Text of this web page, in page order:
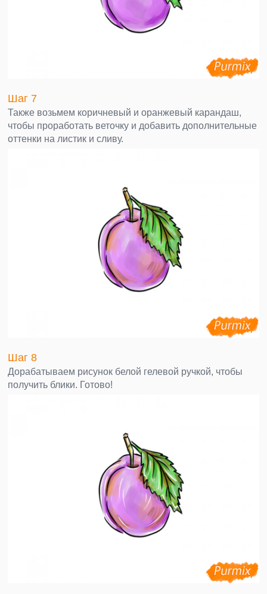
Шаг 7
Также возьмем коричневый и оранжевый карандаш,
чтобы проработать веточку и добавить дополнительные
оттенки на листик и сливу.
Шаг 8
Дорабатываем рисунок белой гелевой ручкой, чтобы
получить блики. Готово!